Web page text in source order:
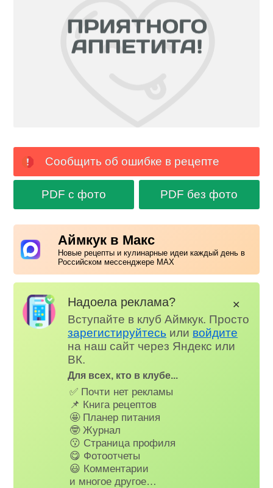
Сообщить об ошибке в рецепте
PDF с фото PDF без фото
Аймкук в Макс
Новые рецепты и кулинарные идеи каждый день в
Российском мессенджере MAX
Надоела реклама?
Вступайте в клуб Аймкук. Просто
зарегистируйтесь или войдите
на наш сайт через Яндекс или
ВК.
Для всех, кто в клубе...
✅ Почти нет рекламы
📌 Книга рецептов
🤩 Планер питания
🤓 Журнал
😗 Страница профиля
😋 Фотоотчеты
😃 Комментарии
и многое другое…
✕